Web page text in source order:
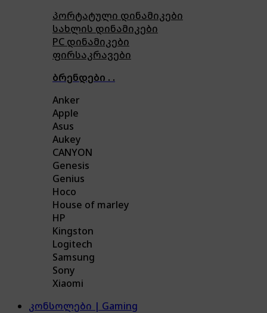
პორტატული დინამიკები
სახლის დინამიკები
PC დინამიკები
ფირსაკრავები
ბრენდები . .
Anker
Apple
Asus
Aukey
CANYON
Genesis
Genius
Hoco
House of marley
HP
Kingston
Logitech
Samsung
Sony
Xiaomi
კონსოლები | Gaming